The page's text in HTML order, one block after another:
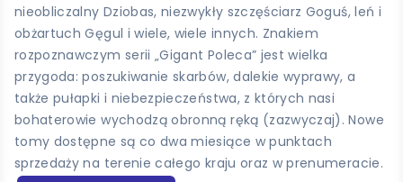
nieobliczalny Dziobas, niezwykły szczęściarz Goguś, leń i
obżartuch Gęgul i wiele, wiele innych. Znakiem
rozpoznawczym serii „Gigant Poleca” jest wielka
przygoda: poszukiwanie skarbów, dalekie wyprawy, a
także pułapki i niebezpieczeństwa, z których nasi
bohaterowie wychodzą obronną ręką (zazwyczaj). Nowe
tomy dostępne są co dwa miesiące w punktach
sprzedaży na terenie całego kraju oraz w prenumeracie.